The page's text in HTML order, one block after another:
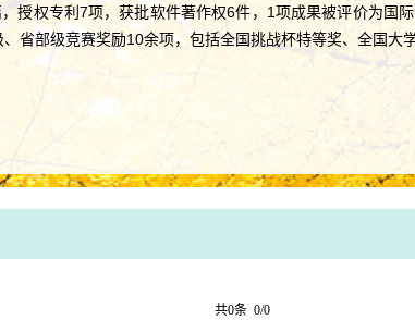
授权专利7项，获批软件著作权6件，1项成果被评价为国
省部级竞赛奖励10余项，包括全国挑战杯特等奖、全国大学
共0条 0/0